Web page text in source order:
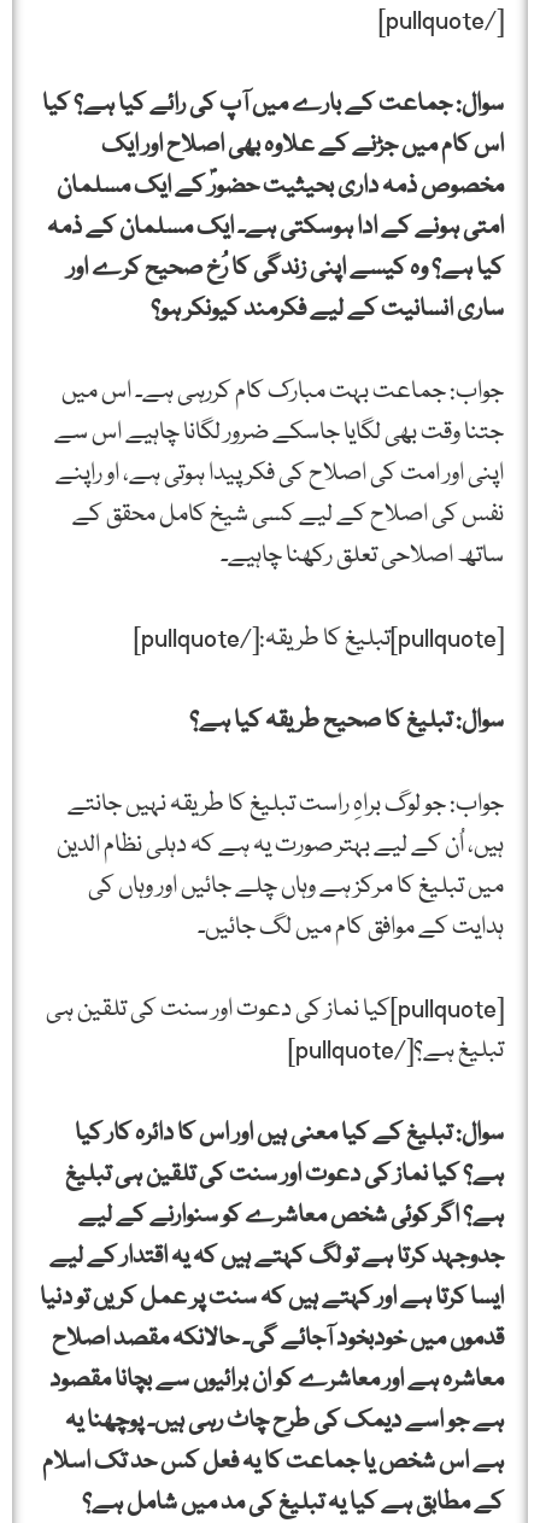
[/pullquote]
سوال: جماعت کے بارے میں آپ کی رائے کیا ہے؟ کیا
اس کام میں جڑنے کے علاوہ بھی اصلاح اور ایک
مخصوص ذمہ داری بحیثیت حضورۖ کے ایک مسلمان
امتی ہونے کے ادا ہوسکتی ہے۔ ایک مسلمان کے ذمہ
کیا ہے؟ وہ کیسے اپنی زندگی کا رُخ صحیح کرے اور
ساری انسانیت کے لیے فکرمند کیونکر ہو؟
جواب: جماعت بہت مبارک کام کررہی ہے۔ اس میں
جتنا وقت بھی لگایا جاسکے ضرور لگانا چاہیے اس سے
اپنی اور امت کی اصلاح کی فکر پیدا ہوتی ہے، او راپنے
نفس کی اصلاح کے لیے کسی شیخ کامل محقق کے
ساتھ اصلاحی تعلق رکھنا چاہیے۔
[pullquote]تبلیغ کا طریقہ:[/pullquote]
سوال: تبلیغ کا صحیح طریقہ کیا ہے؟
جواب: جو لوگ براہِ راست تبلیغ کا طریقہ نہیں جانتے
ہیں، اُن کے لیے بہتر صورت یہ ہے کہ دہلی نظام الدین
میں تبلیغ کا مرکز ہے وہاں چلے جائیں اور وہاں کی
ہدایت کے موافق کام میں لگ جائیں۔
[pullquote]کیا نماز کی دعوت اور سنت کی تلقین ہی
تبلیغ ہے؟[/pullquote]
سوال: تبلیغ کے کیا معنی ہیں اور اس کا دائرہ کار کیا
ہے؟ کیا نماز کی دعوت اور سنت کی تلقین ہی تبلیغ
ہے؟ اگر کوئی شخص معاشرے کو سنوارنے کے لیے
جدوجہد کرتا ہے تو لگ کہتے ہیں کہ یہ اقتدار کے لیے
ایسا کرتا ہے اور کہتے ہیں کہ سنت پر عمل کریں تو دنیا
قدموں میں خودبخود آجائے گی۔ حالانکہ مقصد اصلاح
معاشرہ ہے اور معاشرے کو ان برائیوں سے بچانا مقصود
ہے جو اسے دیمک کی طرح چاٹ رہی ہیں۔ پوچھنا یہ
ہے اس شخص یا جماعت کا یہ فعل کس حد تک اسلام
کے مطابق ہے کیا یہ تبلیغ کی مد میں شامل ہے؟